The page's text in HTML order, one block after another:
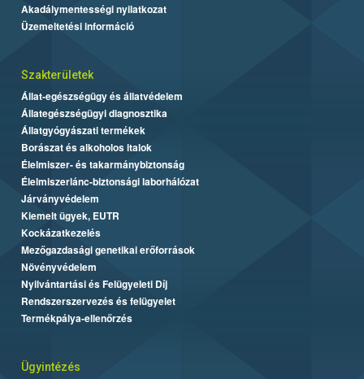
Akadálymentességi nyilatkozat
Üzemeltetési információ
Szakterületek
Állat-egészségügy és állatvédelem
Állategészségügyi diagnosztika
Állatgyógyászati termékek
Borászat és alkoholos italok
Élelmiszer- és takarmánybiztonság
Élelmiszerlánc-biztonsági laborhálózat
Járványvédelem
Kiemelt ügyek, EUTR
Kockázatkezelés
Mezőgazdasági genetikai erőforrások
Növényvédelem
Nyilvántartási és Felügyeleti Díj
Rendszerszervezés és felügyelet
Termékpálya-ellenőrzés
Ügyintézés